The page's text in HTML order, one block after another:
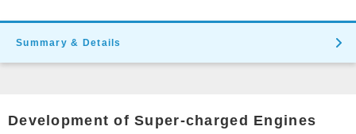
Summary & Details
Development of Super-charged Engines